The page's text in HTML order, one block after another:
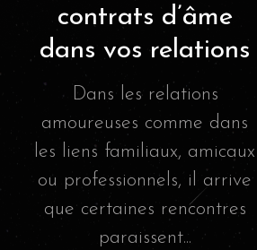
contrats d’âme
dans vos relations
Dans les relations
amoureuses comme dans
les liens familiaux, amicaux
ou professionnels, il arrive
que certaines rencontres
paraissent...